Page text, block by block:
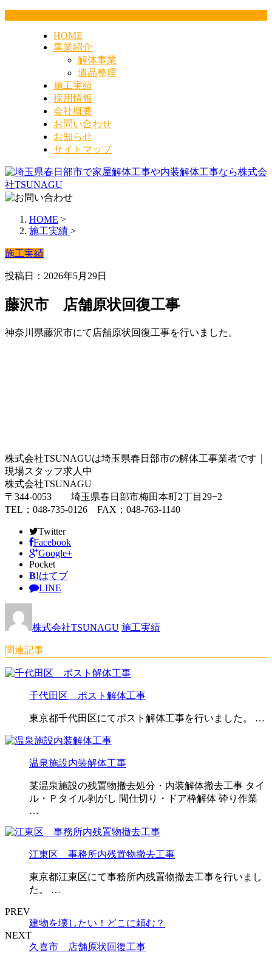
HOME
事業紹介
解体事業
遺品整理
施工実績
採用情報
会社概要
お問い合わせ
お知らせ
サイトマップ
HOME >
施工実績 >
施工実績
投稿日：2026年5月29日
藤沢市 店舗原状回復工事
神奈川県藤沢市にて店舗原状回復工事を行いました。
株式会社TSUNAGUは埼玉県春日部市の解体工事業者です｜
現場スタッフ求人中
株式会社TSUNAGU
〒344-0053 埼玉県春日部市梅田本町2丁目29−2
TEL：048-735-0126 FAX：048-763-1140
Twitter
Facebook
Google+
Pocket
B!はてブ
LINE
株式会社TSUNAGU 施工実績
関連記事
千代田区 ポスト解体工事
東京都千代田区にてポスト解体工事を行いました。 …
温泉施設内装解体工事
某温泉施設の残置物撤去処分・内装解体撤去工事 タイ
ル・Ｐタイル剥がし 間仕切り・ドア枠解体 砕り作業
…
江東区 事務所内残置物撤去工事
東京都江東区にて事務所内残置物撤去工事を行いまし
た。 …
PREV
建物を壊したい！どこに頼む？
NEXT
久喜市 店舗原状回復工事